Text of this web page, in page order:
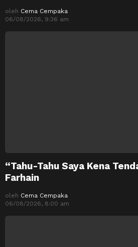
oleh Cema Cempaka
06/08/2026, 9:36 am
“Tahu-Tahu Saya Kena
Farhain
oleh Cema Cempaka
06/08/2026, 8:00 am